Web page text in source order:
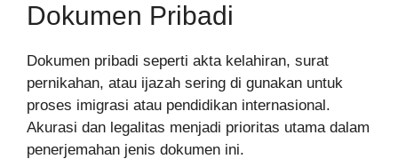
Dokumen Pribadi
Dokumen pribadi seperti akta kelahiran, surat
pernikahan, atau ijazah sering di gunakan untuk
proses imigrasi atau pendidikan internasional.
Akurasi dan legalitas menjadi prioritas utama dalam
penerjemahan jenis dokumen ini.